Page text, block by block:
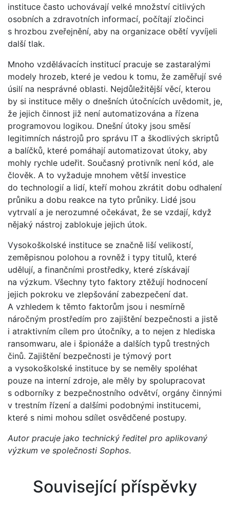
instituce často uchovávají velké množství citlivých
osobních a zdravotních informací, počítají zločinci
s hrozbou zveřejnění, aby na organizace obětí vyvíjeli
další tlak.
Mnoho vzdělávacích institucí pracuje se zastaralými
modely hrozeb, které je vedou k tomu, že zaměřují své
úsilí na nesprávné oblasti. Nejdůležitější věcí, kterou
by si instituce měly o dnešních útočnících uvědomit, je,
že jejich činnost již není automatizována a řízena
programovou logikou. Dnešní útoky jsou směsí
legitimních nástrojů pro správu IT a škodlivých skriptů
a balíčků, které pomáhají automatizovat útoky, aby
mohly rychle udeřit. Současný protivník není kód, ale
člověk. A to vyžaduje mnohem větší investice
do technologií a lidí, kteří mohou zkrátit dobu odhalení
průniku a dobu reakce na tyto průniky. Lidé jsou
vytrvalí a je nerozumné očekávat, že se vzdají, když
nějaký nástroj zablokuje jejich útok.
Vysokoškolské instituce se značně liší velikostí,
zeměpisnou polohou a rovněž i typy titulů, které
udělují, a finančními prostředky, které získávají
na výzkum. Všechny tyto faktory ztěžují hodnocení
jejich pokroku ve zlepšování zabezpečení dat.
A vzhledem k těmto faktorům jsou i nesmírně
náročným prostředím pro zajištění bezpečnosti a jistě
i atraktivním cílem pro útočníky, a to nejen z hlediska
ransomwaru, ale i špionáže a dalších typů trestných
činů. Zajištění bezpečnosti je týmový port
a vysokoškolské instituce by se neměly spoléhat
pouze na interní zdroje, ale měly by spolupracovat
s odborníky z bezpečnostního odvětví, orgány činnými
v trestním řízení a dalšími podobnými institucemi,
které s nimi mohou sdílet osvědčené postupy.
Autor pracuje jako technický ředitel pro aplikovaný
výzkum ve společnosti Sophos.
Související příspěvky